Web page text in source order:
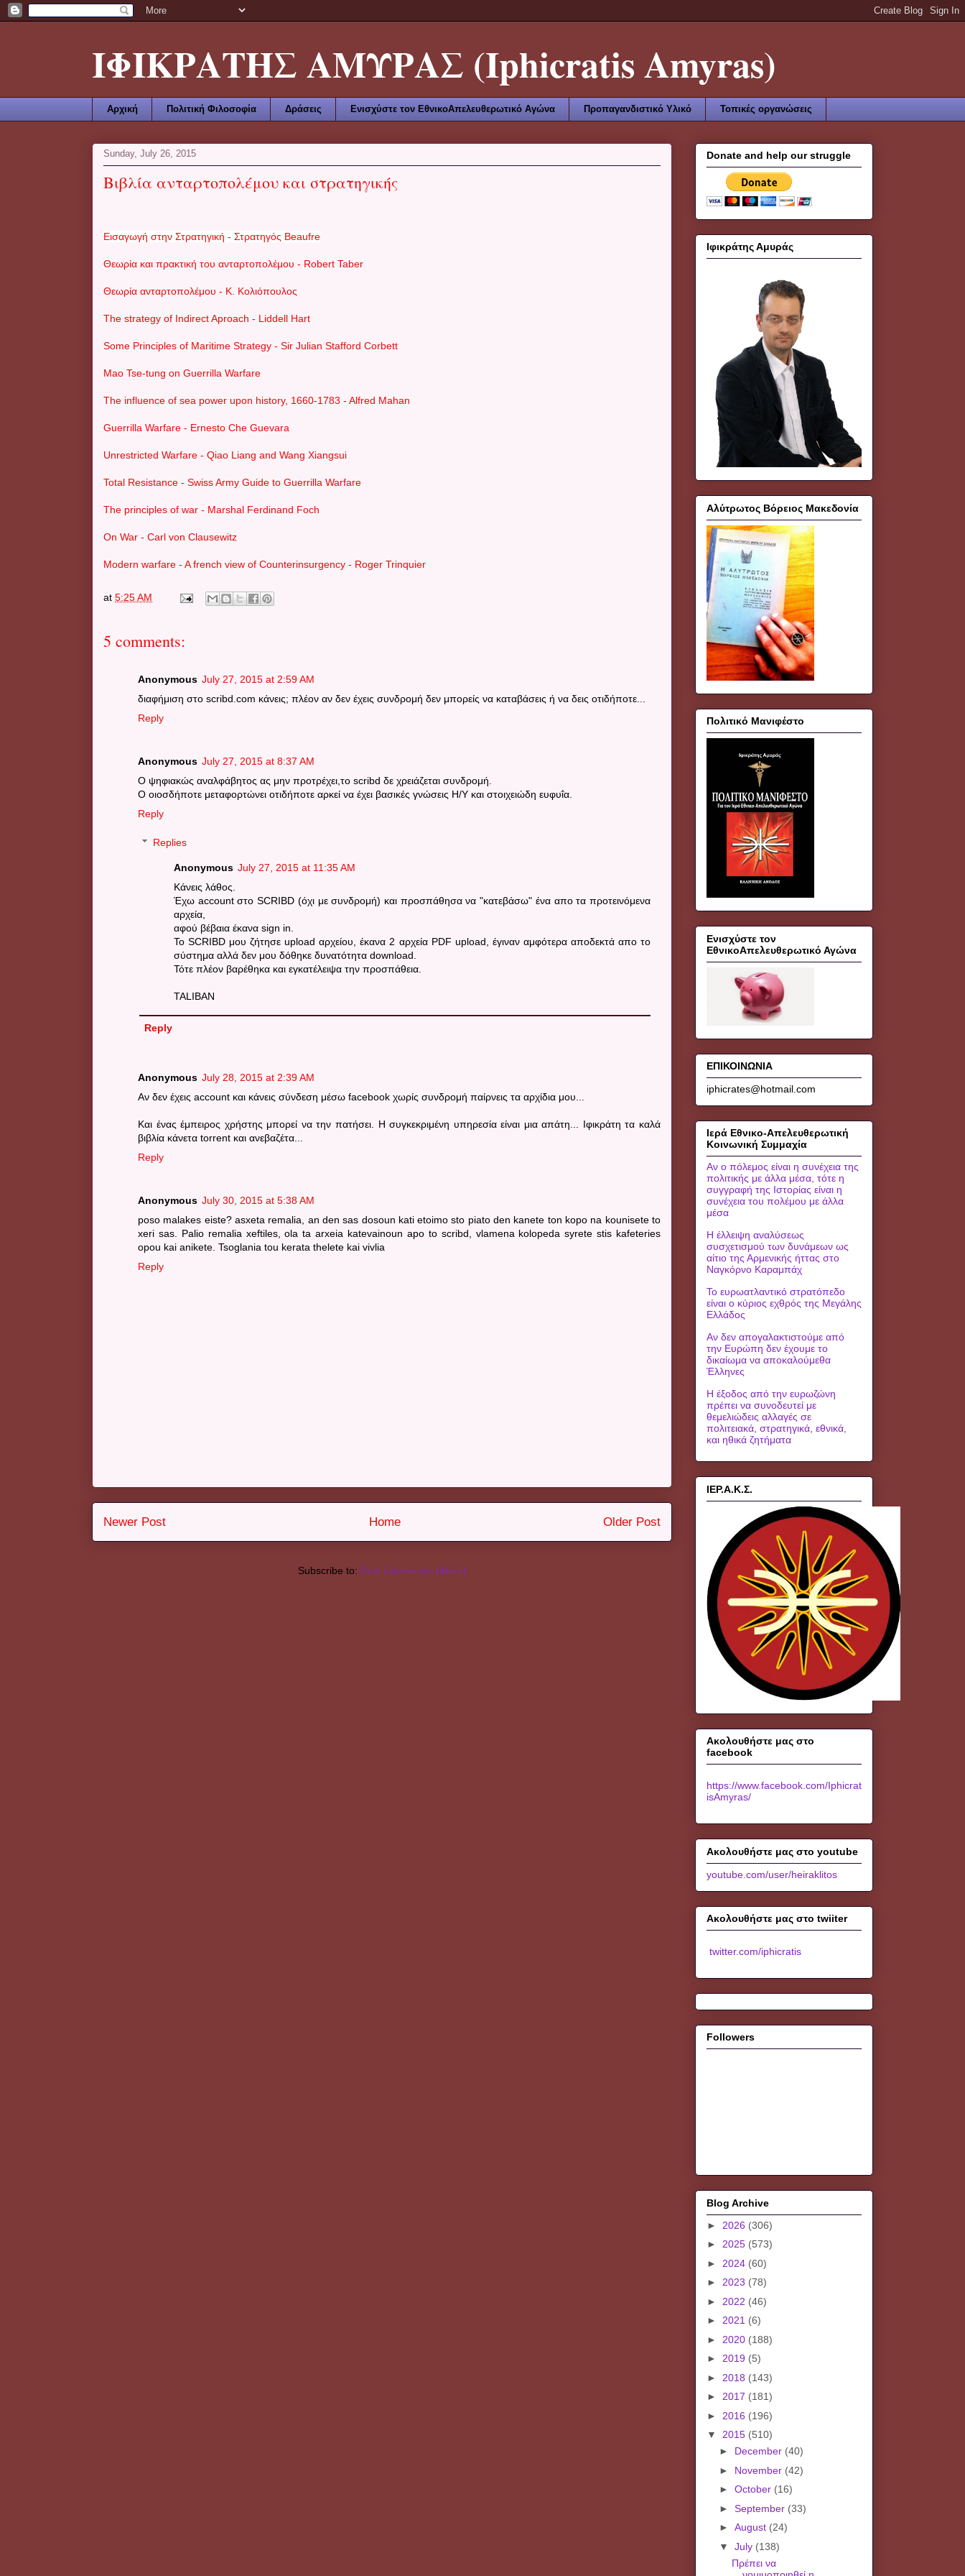
ΙΦΙΚΡΑΤΗΣ ΑΜΥΡΑΣ (Iphicratis Amyras)
Αρχική Πολιτική Φιλοσοφία Δράσεις Ενισχύστε τον ΕθνικοΑπελευθερωτικό Αγώνα Προπαγανδιστικό Υλικό Τοπικές οργανώσεις
Sunday, July 26, 2015
Βιβλία ανταρτοπολέμου και στρατηγικής
Εισαγωγή στην Στρατηγική - Στρατηγός Beaufre
Θεωρία και πρακτική του ανταρτοπολέμου - Robert Taber
Θεωρία ανταρτοπολέμου - Κ. Κολιόπουλος
The strategy of Indirect Aproach - Liddell Hart
Some Principles of Maritime Strategy - Sir Julian Stafford Corbett
Mao Tse-tung on Guerrilla Warfare
The influence of sea power upon history, 1660-1783 - Alfred Mahan
Guerrilla Warfare - Ernesto Che Guevara
Unrestricted Warfare - Qiao Liang and Wang Xiangsui
Total Resistance - Swiss Army Guide to Guerrilla Warfare
The principles of war - Marshal Ferdinand Foch
On War - Carl von Clausewitz
Modern warfare - A french view of Counterinsurgency - Roger Trinquier
at 5:25 AM
5 comments:
Anonymous July 27, 2015 at 2:59 AM
διαφήμιση στο scribd.com κάνεις; πλέον αν δεν έχεις συνδρομή δεν μπορείς να καταβάσεις ή να δεις οτιδήποτε...
Reply
Anonymous July 27, 2015 at 8:37 AM
Ο ψηφιακώς αναλφάβητος ας μην προτρέχει,το scribd δε χρειάζεται συνδρομή.
Ο οιοσδήποτε μεταφορτώνει οτιδήποτε αρκεί να έχει βασικές γνώσεις Η/Υ και στοιχειώδη ευφυΐα.
Reply
Replies
Anonymous July 27, 2015 at 11:35 AM
Κάνεις λάθος.
Έχω account στο SCRIBD (όχι με συνδρομή) και προσπάθησα να "κατεβάσω" ένα απο τα προτεινόμενα
αρχεία,
αφού βέβαια έκανα sign in.
Το SCRIBD μου ζήτησε upload αρχείου, έκανα 2 αρχεία PDF upload, έγιναν αμφότερα αποδεκτά απο το
σύστημα αλλά δεν μου δόθηκε δυνατότητα download.
Τότε πλέον βαρέθηκα και εγκατέλειψα την προσπάθεια.
TALIBAN
Reply
Anonymous July 28, 2015 at 2:39 AM
Αν δεν έχεις account και κάνεις σύνδεση μέσω facebook χωρίς συνδρομή παίρνεις τα αρχίδια μου...
Και ένας έμπειρος χρήστης μπορεί να την πατήσει. Η συγκεκριμένη υπηρεσία είναι μια απάτη... Ιφικράτη τα καλά
βιβλία κάνετα torrent και ανεβαζέτα...
Reply
Anonymous July 30, 2015 at 5:38 AM
poso malakes eiste? asxeta remalia, an den sas dosoun kati etoimo sto piato den kanete ton kopo na kounisete to
xeri sas. Palio remalia xeftiles, ola ta arxeia katevainoun apo to scribd, vlamena kolopeda syrete stis kafeteries
opou kai anikete. Tsoglania tou kerata thelete kai vivlia
Reply
Newer Post Older Post
Home
Subscribe to: Post Comments (Atom)
Donate and help our struggle
Ιφικράτης Αμυράς
Αλύτρωτος Βόρειος Μακεδονία
Πολιτικό Μανιφέστο
Ενισχύστε τον
ΕθνικοΑπελευθερωτικό Αγώνα
ΕΠΙΚΟΙΝΩΝΙΑ
iphicrates@hotmail.com
Ιερά Εθνικο-Απελευθερωτική
Κοινωνική Συμμαχία
Αν ο πόλεμος είναι η συνέχεια της
πολιτικής με άλλα μέσα, τότε η
συγγραφή της Ιστορίας είναι η
συνέχεια του πολέμου με άλλα
μέσα
Η έλλειψη αναλύσεως
συσχετισμού των δυνάμεων ως
αίτιο της Αρμενικής ήττας στο
Ναγκόρνο Καραμπάχ
Το ευρωατλαντικό στρατόπεδο
είναι ο κύριος εχθρός της Μεγάλης
Ελλάδος
Αν δεν απογαλακτιστούμε από
την Ευρώπη δεν έχουμε το
δικαίωμα να αποκαλούμεθα
Έλληνες
Η έξοδος από την ευρωζώνη
πρέπει να συνοδευτεί με
θεμελιώδεις αλλαγές σε
πολιτειακά, στρατηγικά, εθνικά,
και ηθικά ζητήματα
ΙΕΡ.Α.Κ.Σ.
Ακολουθήστε μας στο
facebook
https://www.facebook.com/Iphicrat
isAmyras/
Ακολουθήστε μας στο youtube
youtube.com/user/heiraklitos
Ακολουθήστε μας στο twiiter
twitter.com/iphicratis
Followers
Blog Archive
► 2026 (306)
► 2025 (573)
► 2024 (60)
► 2023 (78)
► 2022 (46)
► 2021 (6)
► 2020 (188)
► 2019 (5)
► 2018 (143)
► 2017 (181)
► 2016 (196)
▼ 2015 (510)
► December (40)
► November (42)
► October (16)
► September (33)
► August (24)
▼ July (138)
Πρέπει να